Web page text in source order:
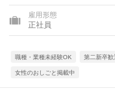
雇用形態
正社員
職種・業種未経験OK 第二新卒歓
女性のおしごと掲載中